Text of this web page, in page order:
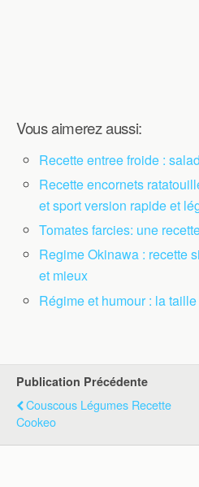
Vous aimerez aussi:
Recette entree froide :
Recette encornets
et sport version rapide et
Tomates farcies: une
Regime Okinawa : recette
et mieux
Régime et humour : la
Publication Précédente
Couscous Légumes Recette
Cookeo